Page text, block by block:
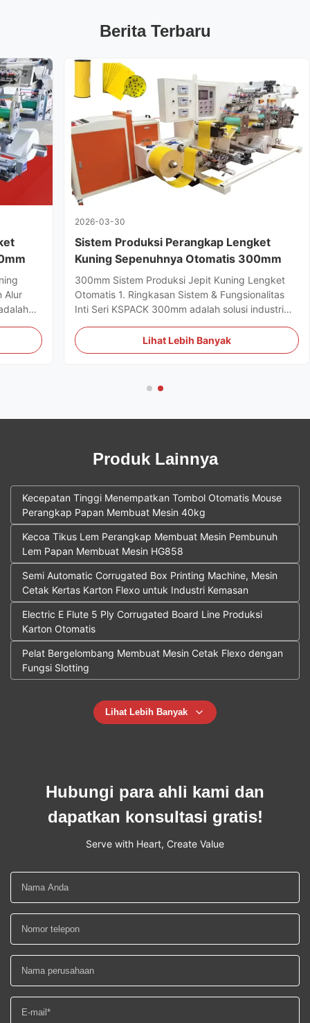
Berita Terbaru
Alur
2026-03-30
Sistem Produksi Perangkap Lengket
Kuning Sepenuhnya Otomatis 300mm
300mm Sistem Produksi Jepit Kuning Lengket
Otomatis 1. Ringkasan Sistem & Fungsionalitas
Inti Seri KSPACK 300mm adalah solusi industri
massal perangkap lengket kuning
pertanian.Sistem mengintegrasikan beberapa
Lihat Lebih Banyak
Produk Lainnya
Kecepatan Tinggi Menempatkan Tombol Otomatis Mouse
Perangkap Papan Membuat Mesin 40kg
Kecoa Tikus Lem Perangkap Membuat Mesin Pembunuh
Lem Papan Membuat Mesin HG858
Semi Automatic Corrugated Box Printing Machine, Mesin
Cetak Kertas Karton Flexo untuk Industri Kemasan
Electric E Flute 5 Ply Corrugated Board Line Produksi
Karton Otomatis
Pelat Bergelombang Membuat Mesin Cetak Flexo dengan
Fungsi Slotting
Lihat Lebih Banyak
Hubungi para ahli kami dan
dapatkan konsultasi gratis!
Serve with Heart, Create Value